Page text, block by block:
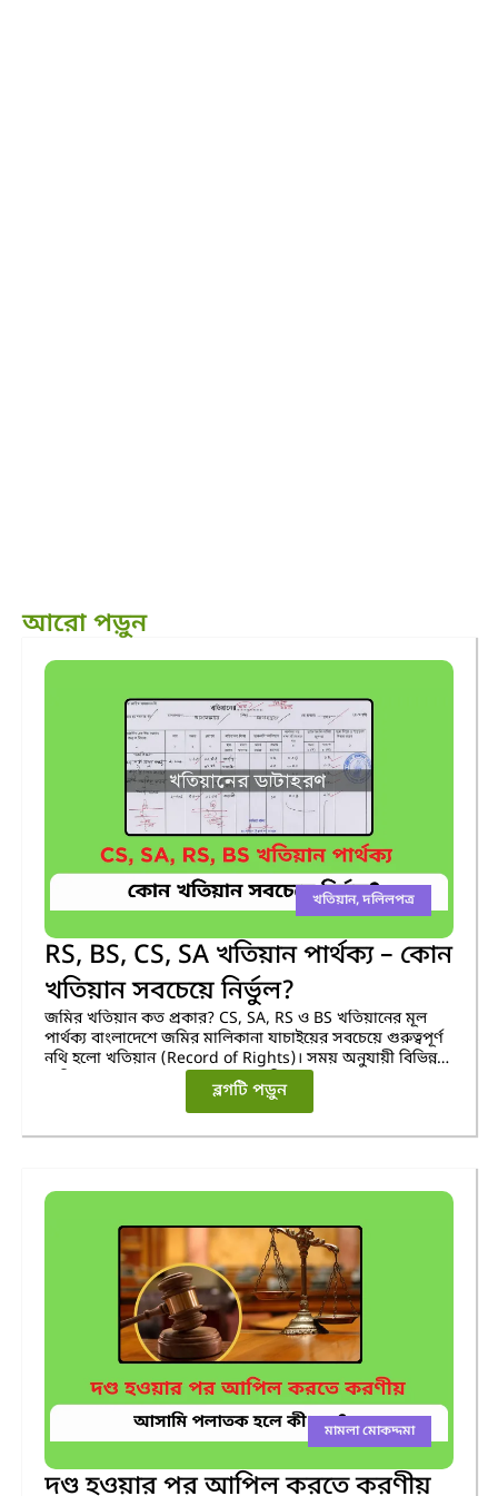
আরো পড়ুন
খতিয়ান,দলিলপত্র
RS, BS, CS, SA খতিয়ান পার্থক্য – কোন
খতিয়ান সবচেয়ে নির্ভুল?
জমির খতিয়ান কত প্রকার? CS, SA, RS ও BS খতিয়ানের মূল
পার্থক্য বাংলাদেশে জমির মালিকানা যাচাইয়ের সবচেয়ে গুরুত্বপূর্ণ
নথি হলো খতিয়ান (Record of Rights)। সময় অনুযায়ী বিভিন্ন
জরিপ চালানো হয়েছে—এ কারণে খতিয়ানের নামও আলাদা: CS,
ব্লগটি পড়ুন
মামলা মোকদ্দমা
দণ্ড হওয়ার পর আপিল করতে করণীয়